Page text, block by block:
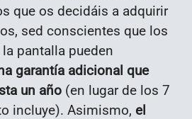
que os decidáis a adquirir
sed conscientes que los
pantalla pueden
garantía adicional que
un año (en lugar de los 7
incluye). Asimismo, el